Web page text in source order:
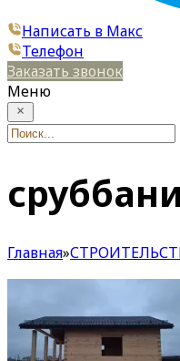
Написать в Макс
Телефон
Заказать звонок
Меню
Главная»